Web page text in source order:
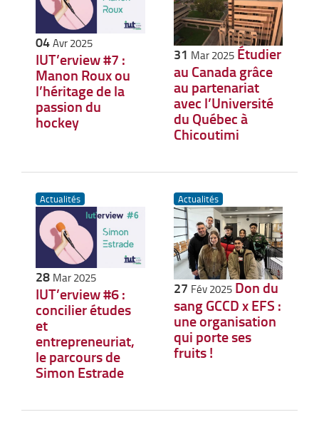
04Avr 2025
IUT’erview #7 :
Manon Roux ou
l’héritage de la
passion du
hockey
31 Mar 2025 Étudier
au Canada grâce
au partenariat
avec l’Université
du Québec à
Chicoutimi
Actualités
28 Mar 2025
IUT’erview #6 :
concilier études
et
entrepreneuriat,
le parcours de
Simon Estrade
Actualités
27 Fév 2025 Don du
sang GCCD x EFS :
une organisation
qui porte ses
fruits !